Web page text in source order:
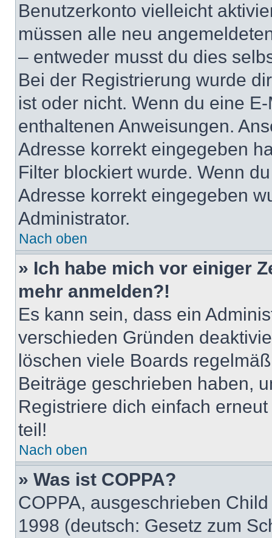
Benutzerkonto vielleicht
müssen alle neu
– entweder musst du dies
Bei der Registrierung wurde
ist oder nicht. Wenn du eine
enthaltenen Anweisungen.
Adresse korrekt eingegeben
Filter blockiert wurde. Wenn
Adresse korrekt eingegeben
Administrator.
Nach oben
» Ich habe mich vor einiger
mehr anmelden?!
Es kann sein, dass ein
verschieden Gründen
löschen viele Boards
Beiträge geschrieben haben,
Registriere dich einfach
teil!
Nach oben
» Was ist COPPA?
COPPA, ausgeschrieben
1998 (deutsch: Gesetz zum